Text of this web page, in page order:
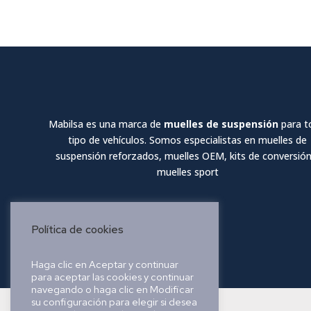
Mabilsa es una marca de muelles de suspensión para
tipo de vehículos. Somos especialistas en muelles de
suspensión reforzados, muelles OEM, kits de
muelles sport
Política de cookies
Haga clic en Aceptar y continuar
para aceptar las cookies y continuar
navegando o haga clic en Modificar
su configuración para elegir si desea